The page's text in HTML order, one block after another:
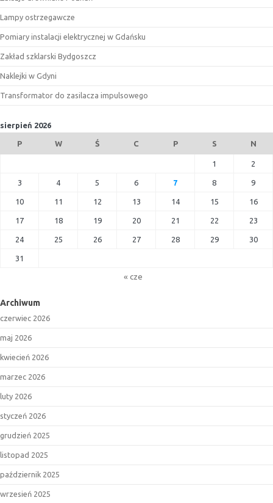
Lampy ostrzegawcze
Pomiary instalacji elektrycznej w Gdańsku
Zakład szklarski Bydgoszcz
Naklejki w Gdyni
Transformator do zasilacza impulsowego
sierpień 2026
P W Ś C P S N
1 2
3 4 5 6 7 8 9
10 11 12 13 14 15 16
17 18 19 20 21 22 23
24 25 26 27 28 29 30
31
« cze
Archiwum
czerwiec 2026
maj 2026
kwiecień 2026
marzec 2026
luty 2026
styczeń 2026
grudzień 2025
listopad 2025
październik 2025
wrzesień 2025